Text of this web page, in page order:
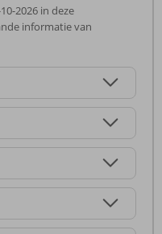
2026 in deze
informatie van